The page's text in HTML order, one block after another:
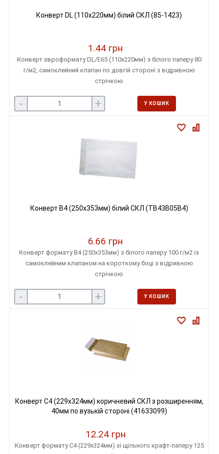
Конверт DL (110х220мм) білий СКЛ (85-1423)
1.44 грн
Конверт євроформату DL/Е65 (110х220мм) з білого паперу 80
г/м2, самоклейний клапан по довгій стороні з відривною
стрічкою
- + У КОШИК
Конверт В4 (250х353мм) білий СКЛ (TB43B05B4)
6.66 грн
Конверт формату В4 (250х353мм) з білого паперу 100 г/м2 із
самоклейним клапаном на короткому боці з відривною
стрічкою
- + У КОШИК
Конверт С4 (229х324мм) коричневий СКЛ з розширенням,
40мм по вузькій стороні (41633099)
12.24 грн
Конверт формату С4 (229х324мм) зі щільного крафт-паперу 125